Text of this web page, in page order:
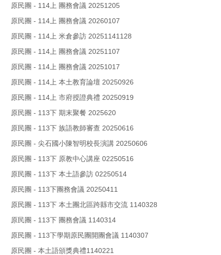
原民團 - 114上 團務會議 20251205
原民團 - 114上 團務會議 20260107
原民團 - 114上 米倉參訪 20251141128
原民團 - 114上 團務會議 20251107
原民團 - 114上 團務會議 20251017
原民團 - 114上 本土教育論壇 20250926
原民團 - 114上 市府授證典禮 20250919
原民團 - 113下 期末聚餐 2025620
原民團 - 113下 族語教師審查 20250616
原民團 - 尖石國小陳智明校長演講 20250606
原民團 - 113下 原教中心講座 02250516
原民團 - 113下 本土語參訪 02250514
原民團 - 113下團務會議 20250411
原民團 - 113下 本土團北區跨縣市交流 1140328
原民團 - 113下 團務會議 1140314
原民團 - 113下學期原民團開團會議 1140307
原民團 - 本土語頒獎典禮1140221